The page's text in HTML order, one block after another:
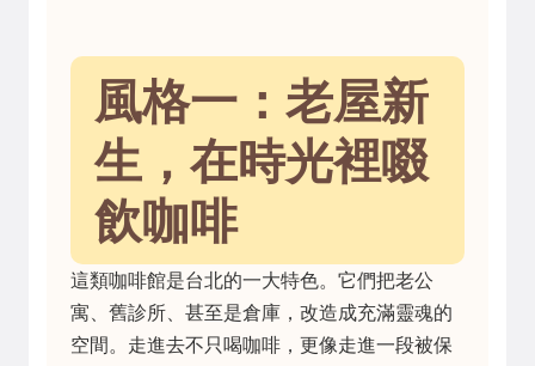
風格一：老屋新
生，在時光裡啜
飲咖啡
這類咖啡館是台北的一大特色。它們把老公
寓、舊診所、甚至是倉庫，改造成充滿靈魂的
空間。走進去不只喝咖啡，更像走進一段被保